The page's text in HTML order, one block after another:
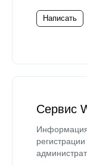
Написать
Сервис
Информация